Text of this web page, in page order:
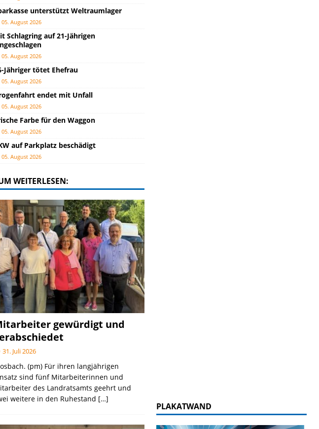
unterstützt Weltraumlager
05. August 2026
Schlagring auf 21-Jährigen
05. August 2026
Jähriger tötet Ehefrau
05. August 2026
endet mit Unfall
05. August 2026
Farbe für den Waggon
05. August 2026
auf Parkplatz beschädigt
05. August 2026
WEITERLESEN:
gewürdigt und
31. Juli 2026
(pm) Für ihren langjährigen
sind fünf Mitarbeiterinnen und
des Landratsamts geehrt und
weitere in den Ruhestand […]
PLAKATWAND